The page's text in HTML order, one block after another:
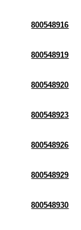
800548916
800548919
800548920
800548923
800548926
800548929
800548930